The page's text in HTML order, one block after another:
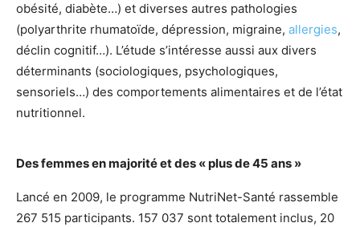
obésité, diabète…) et diverses autres pathologies
(polyarthrite rhumatoïde, dépression, migraine, allergies,
déclin cognitif…). L’étude s’intéresse aussi aux divers
déterminants (sociologiques, psychologiques,
sensoriels…) des comportements alimentaires et de l’état
nutritionnel.
Des femmes en majorité et des « plus de 45 ans »
Lancé en 2009, le programme NutriNet-Santé rassemble
267 515 participants. 157 037 sont totalement inclus, 20